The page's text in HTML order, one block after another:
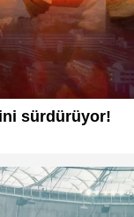
sürdürüyor!